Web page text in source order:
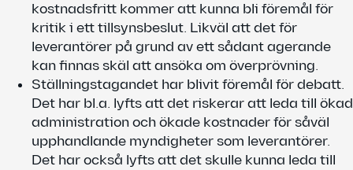
kostnadsfritt kommer att kunna bli föremål för
kritik i ett tillsynsbeslut. Likväl att det för
leverantörer på grund av ett sådant agerande
kan finnas skäl att ansöka om överprövning.
Ställningstagandet har blivit föremål för debatt.
Det har bl.a. lyfts att det riskerar att leda till ökad
administration och ökade kostnader för såväl
upphandlande myndigheter som leverantörer.
Det har också lyfts att det skulle kunna leda till